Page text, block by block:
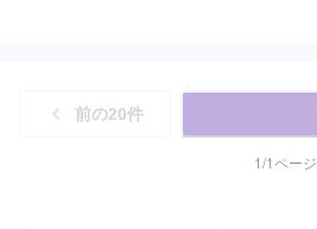
前の20件
1/1ページ